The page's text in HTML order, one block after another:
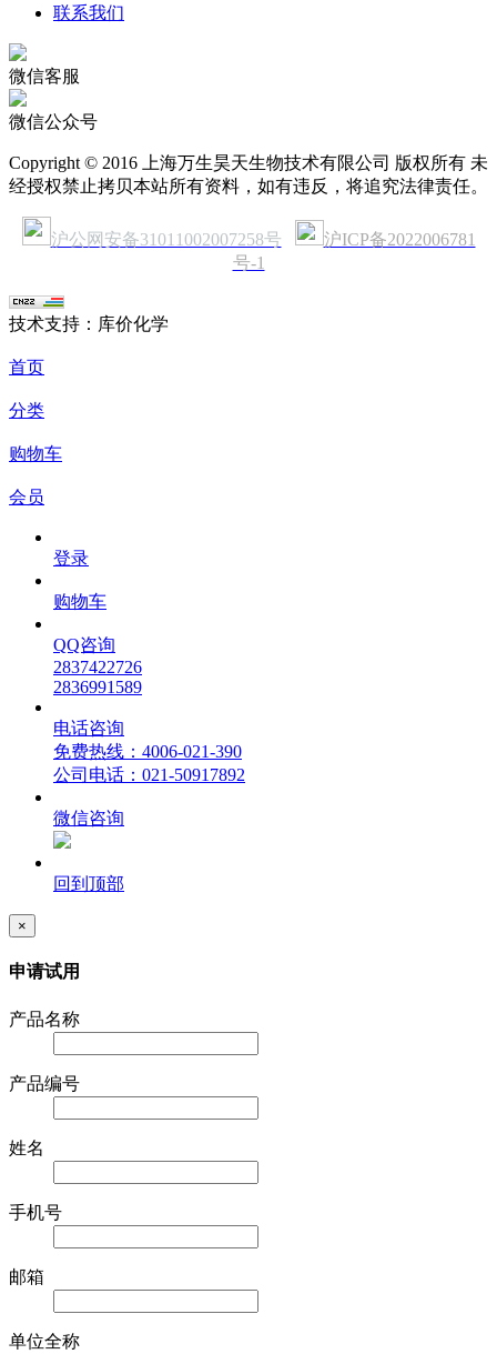
联系我们
微信客服
微信公众号
Copyright © 2016 上海万生昊天生物技术有限公司 版权所有 未
经授权禁止拷贝本站所有资料，如有违反，将追究法律责任。
沪公网安备31011002007258号
沪ICP备2022006781
号-1
技术支持：库价化学
首页
分类
购物车
会员
登录
购物车
QQ咨询
2837422726
2836991589
电话咨询
免费热线：4006-021-390
公司电话：021-50917892
微信咨询
回到顶部
×
申请试用
产品名称
产品编号
姓名
手机号
邮箱
单位全称